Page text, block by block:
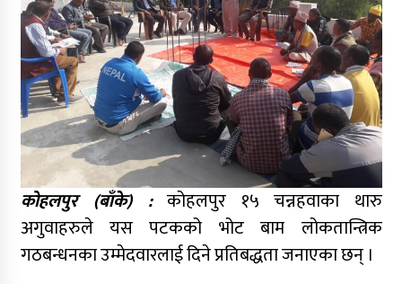
कोहलपुर (बाँके) :कोहलपुर १५ चन्नहवाका थारु
अगुवाहरुले यस पटकको भोट बाम लोकतान्त्रिक
गठबन्धनका उम्मेदवारलाई दिने प्रतिबद्धता जनाएका छन् ।